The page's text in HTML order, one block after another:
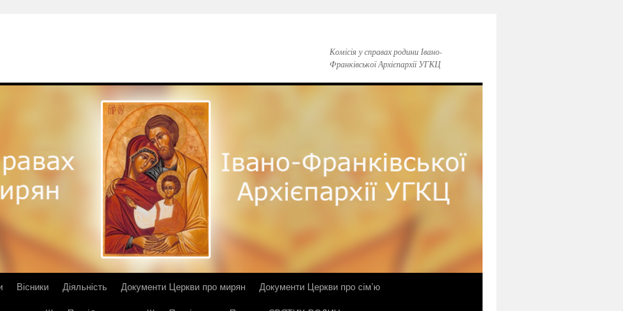
Комісія у справах родини Івано-
Франківської Архієпархії УГКЦ
Вісники Діяльність Документи Церкви про мирян
Документи Церкви про сім’ю